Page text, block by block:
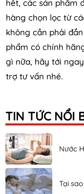
hết, các sản phẩm
hàng chọn lọc từ
không cần phải
phẩm có chính
gì nữa, hãy tới ngay
trợ tư vấn nhé.
TIN TỨC NỔI
Nước
Tại